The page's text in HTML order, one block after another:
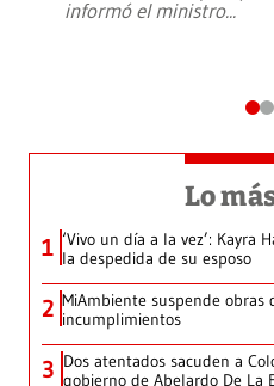
informó el ministro...
Lo
1 ‘Vivo un día a la vez’: Kayra
la despedida de su esposo
2 MiAmbiente suspende obras
incumplimientos
3 Dos atentados sacuden a
gobierno de Abelardo De La